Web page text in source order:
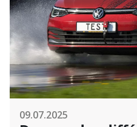
09.07.2025